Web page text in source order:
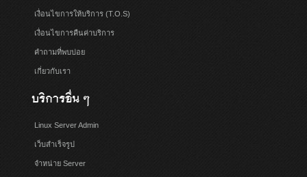
เงื่อนไขการให้บริการ (T.O.S)
เงื่อนไขการคืนค่าบริการ
คำถามที่พบบ่อย
เกี่ยวกับเรา
บริการอื่น ๆ
Linux Server Admin
เว็บสำเร็จรูป
จำหน่าย Server